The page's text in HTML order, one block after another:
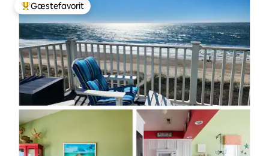
Bedste gæstefavorit
Gæstefavorit